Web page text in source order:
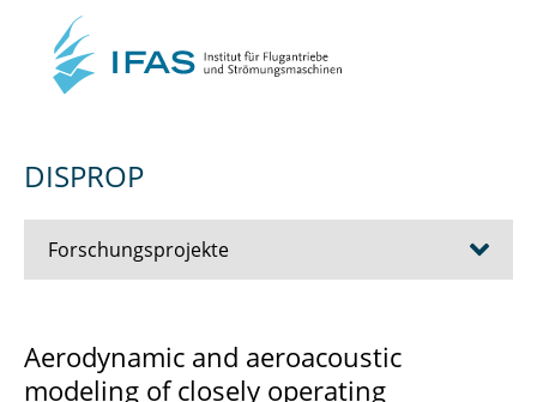
DISPROP
Forschungsprojekte
ATLAS
Aerodynamic and aeroacoustic
modeling of closely operating